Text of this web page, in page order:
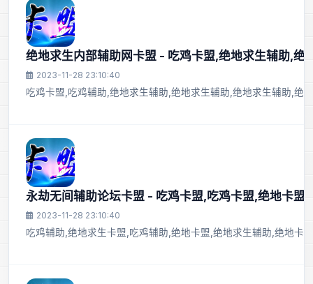
绝地求生内部辅助网卡盟 - 吃鸡卡盟,绝地求生辅助,绝
2023-11-28 23:10:40
吃鸡卡盟,吃鸡辅助,绝地求生辅助,绝地求生辅助,绝地求生辅助,绝
永劫无间辅助论坛卡盟 - 吃鸡卡盟,吃鸡卡盟,绝地卡盟,
2023-11-28 23:10:40
吃鸡辅助,绝地求生卡盟,吃鸡辅助,绝地卡盟,绝地求生辅助,绝地卡